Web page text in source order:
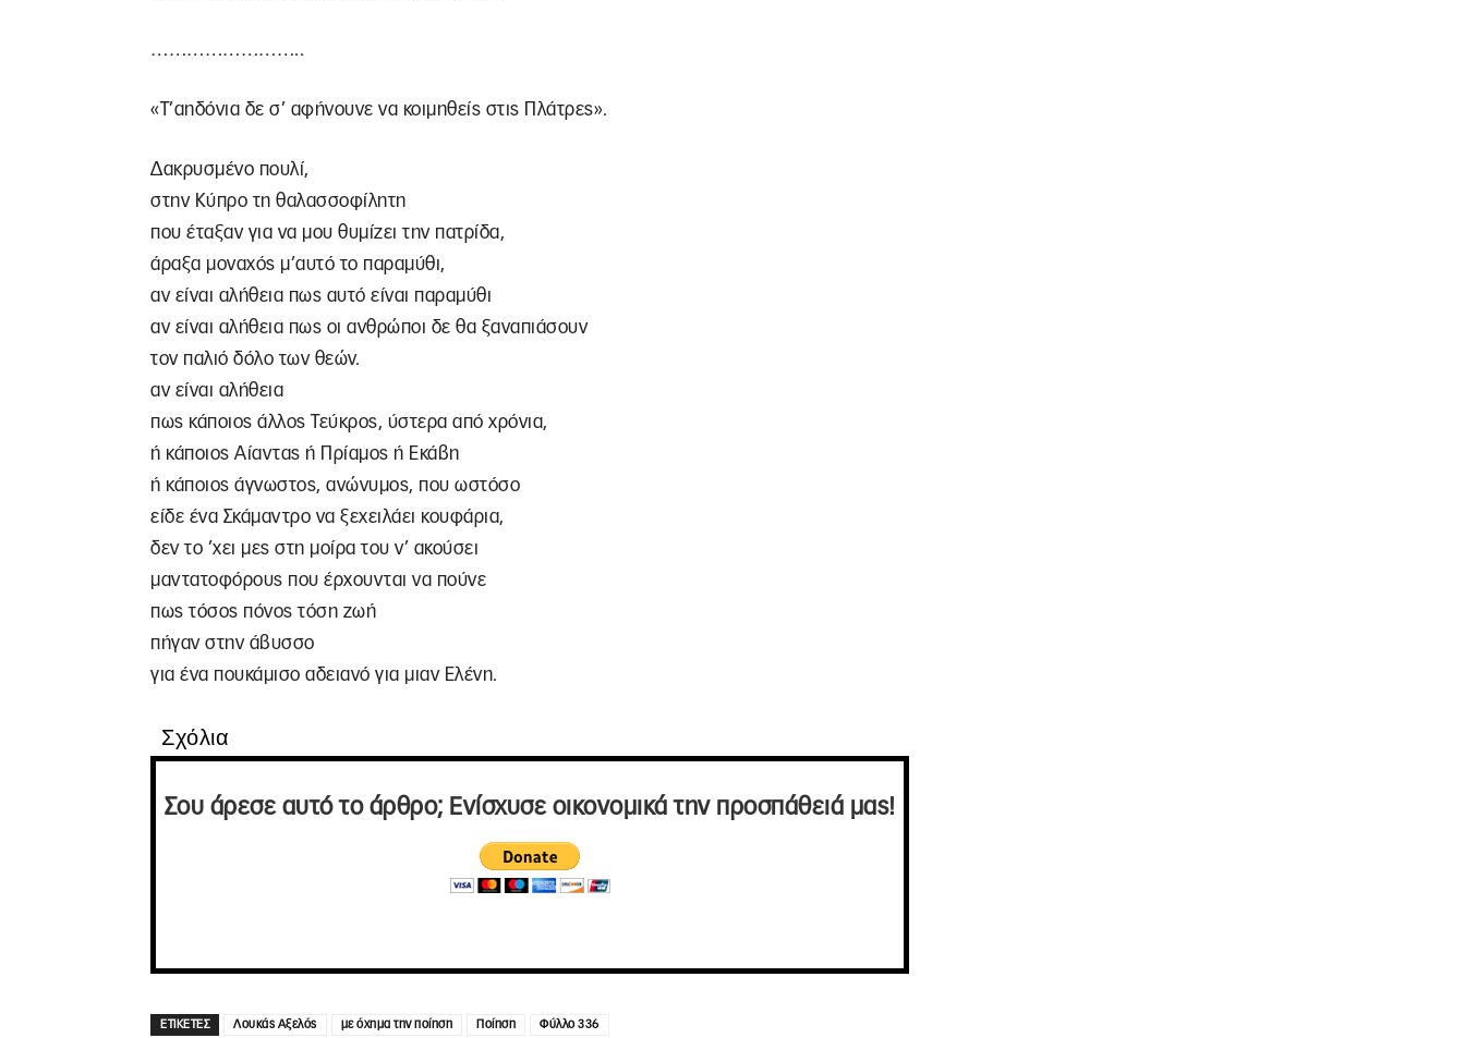
……………………..
«Τ’αηδόνια δε σ’ αφήνουνε να κοιμηθείς στις Πλάτρες».
Δακρυσμένο πουλί,
στην Κύπρο τη θαλασσοφίλητη
που έταξαν για να μου θυμίζει την πατρίδα,
άραξα μοναχός μ’αυτό το παραμύθι,
αν είναι αλήθεια πως αυτό είναι παραμύθι
αν είναι αλήθεια πως οι ανθρώποι δε θα ξαναπιάσουν
τον παλιό δόλο των θεών.
αν είναι αλήθεια
πως κάποιος άλλος Τεύκρος, ύστερα από χρόνια,
ή κάποιος Αίαντας ή Πρίαμος ή Εκάβη
ή κάποιος άγνωστος, ανώνυμος, που ωστόσο
είδε ένα Σκάμαντρο να ξεχειλάει κουφάρια,
δεν το ’χει μες στη μοίρα του ν’ ακούσει
μαντατοφόρους που έρχουνται να πούνε
πως τόσος πόνος τόση ζωή
πήγαν στην άβυσσο
για ένα πουκάμισο αδειανό για μιαν Ελένη.
Σχόλια
Σου άρεσε αυτό το άρθρο; Ενίσχυσε οικονομικά την προσπάθειά μας!
ΕΤΙΚΕΤΕΣ Λουκάς Αξελός με όχημα την ποίηση Ποίηση Φύλλο 336